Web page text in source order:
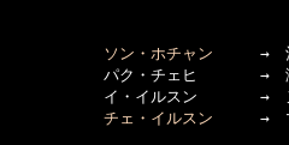
ナウフィ
ソン・ホチャン →　酒
パク・チェヒ　　　　→　演技
イ・イルスン　　　　→　ヌン
チェ・イルスン →　マ